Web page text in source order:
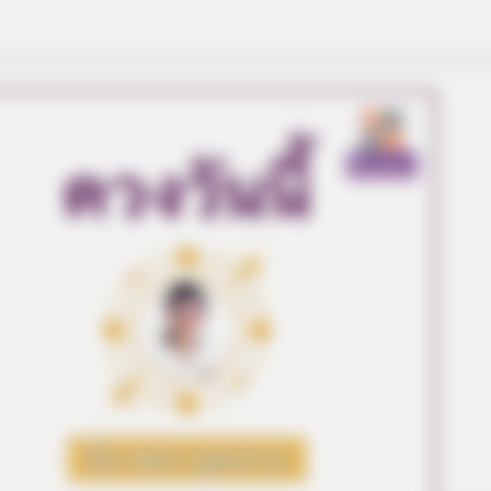
Columbus Country